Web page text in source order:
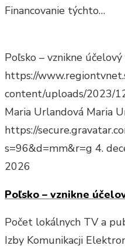
Financovanie týchto…
Poľsko – vznikne
https://
content/uploads/2023/
Maria Urlandová Maria
https://
s=96&d=mm&r=g 4.
2026
Poľsko – vznikne
Počet lokálnych TV a
Izby Komunikacji